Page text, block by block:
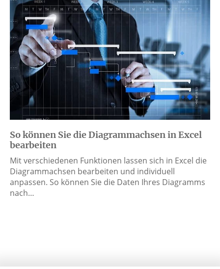
So können Sie die Diagrammachsen in Excel
bearbeiten
Mit verschiedenen Funktionen lassen sich in Excel die
Diagrammachsen bearbeiten und individuell
anpassen. So können Sie die Daten Ihres Diagramms
nach…